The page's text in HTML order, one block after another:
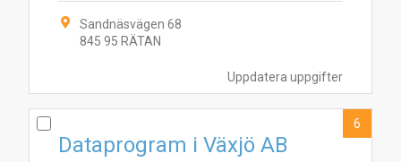
Uppdatera uppgifter
Sandnäsvägen 68
845 95 RÄTAN
Dataprogram i Växjö AB
6